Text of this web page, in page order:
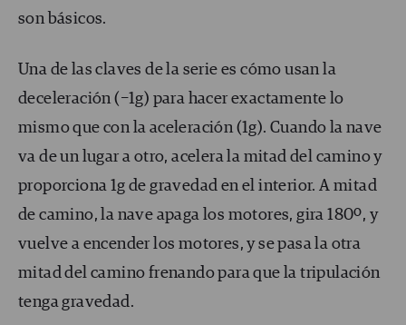
son básicos.
Una de las claves de la serie es cómo usan la
deceleración (−1g) para hacer exactamente lo
mismo que con la aceleración (1g). Cuando la nave
va de un lugar a otro, acelera la mitad del camino y
proporciona 1g de gravedad en el interior. A mitad
de camino, la nave apaga los motores, gira 180º, y
vuelve a encender los motores, y se pasa la otra
mitad del camino frenando para que la tripulación
tenga gravedad.